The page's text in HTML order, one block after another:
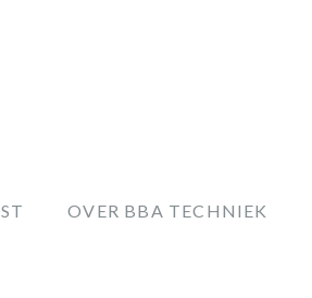
OVER BBA TECHNIEK